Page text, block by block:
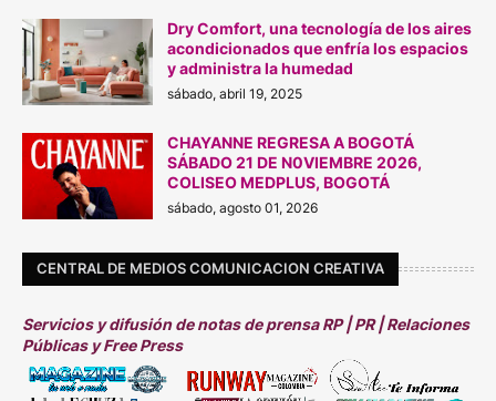
Dry Comfort, una tecnología de los aires
acondicionados que enfría los espacios
y administra la humedad
sábado, abril 19, 2025
CHAYANNE REGRESA A BOGOTÁ
SÁBADO 21 DE N0VIEMBRE 2026,
COLISEO MEDPLUS, BOGOTÁ
sábado, agosto 01, 2026
CENTRAL DE MEDIOS COMUNICACION CREATIVA
Servicios y difusión de notas de prensa RP | PR | Relaciones
Públicas y Free Press